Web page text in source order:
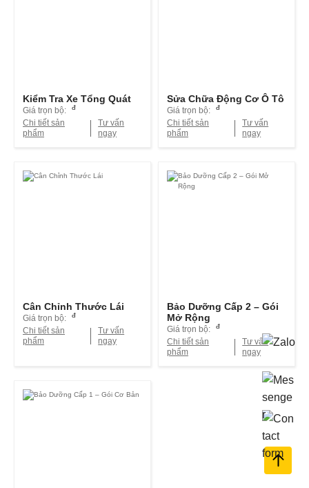
Kiểm Tra Xe Tổng Quát
Giá trọn bộ: đ
Chi tiết sản
phẩm
Tư vấn
ngay
Sửa Chữa Động Cơ Ô Tô
Giá trọn bộ: đ
Chi tiết sản
phẩm
Tư vấn
ngay
Cân Chỉnh Thước Lái
Giá trọn bộ: đ
Chi tiết sản
phẩm
Tư vấn
ngay
Bảo Dưỡng Cấp 2 – Gói
Mở Rộng
Giá trọn bộ: đ
Chi tiết sản
phẩm
Tư vấn
ngay